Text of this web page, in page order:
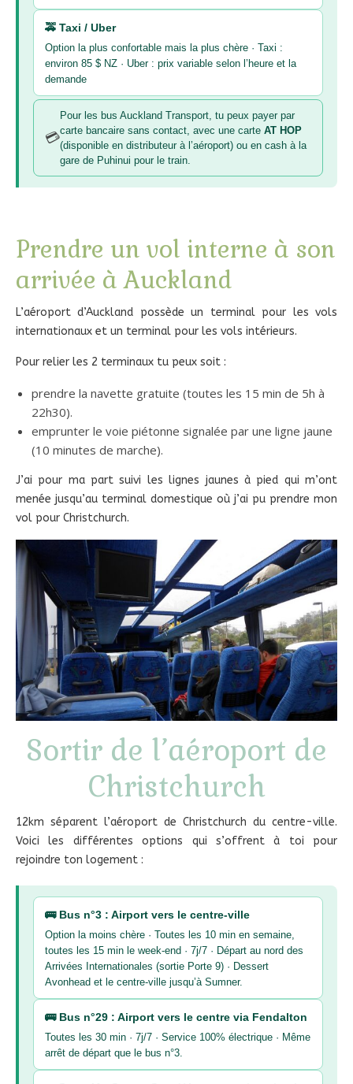
🚕 Taxi / Uber
Option la plus confortable mais la plus chère · Taxi :
environ 85 $ NZ · Uber : prix variable selon l’heure et la
demande
💳
Pour les bus Auckland Transport, tu peux payer par
carte bancaire sans contact, avec une carte AT HOP
(disponible en distributeur à l’aéroport) ou en cash à la
gare de Puhinui pour le train.
Prendre un vol interne à son
arrivée à Auckland
L’aéroport d’Auckland possède un terminal pour les vols
internationaux et un terminal pour les vols intérieurs.
Pour relier les 2 terminaux tu peux soit :
prendre la navette gratuite (toutes les 15 min de 5h à
22h30).
emprunter le voie piétonne signalée par une ligne jaune
(10 minutes de marche).
J’ai pour ma part suivi les lignes jaunes à pied qui m’ont
menée jusqu’au terminal domestique où j’ai pu prendre mon
vol pour Christchurch.
Sortir de l’aéroport de
Christchurch
12km séparent l’aéroport de Christchurch du centre-ville.
Voici les différentes options qui s’offrent à toi pour
rejoindre ton logement :
🚌 Bus n°3 : Airport vers le centre-ville
Option la moins chère · Toutes les 10 min en semaine,
toutes les 15 min le week-end · 7j/7 · Départ au nord des
Arrivées Internationales (sortie Porte 9) · Dessert
Avonhead et le centre-ville jusqu’à Sumner.
🚌 Bus n°29 : Airport vers le centre via Fendalton
Toutes les 30 min · 7j/7 · Service 100% électrique · Même
arrêt de départ que le bus n°3.